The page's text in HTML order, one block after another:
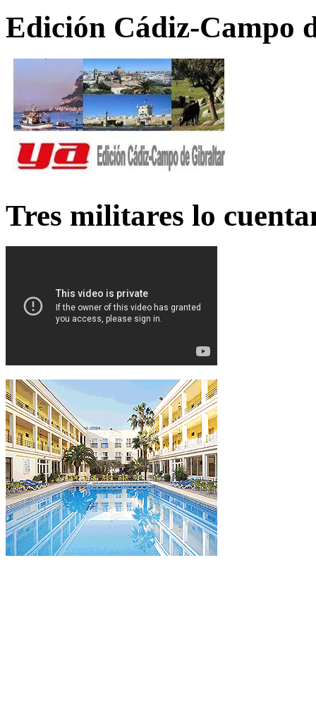
Edición Cádiz-Campo
Tres militares lo